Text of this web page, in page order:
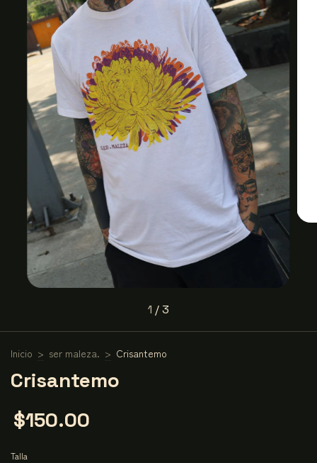
1 /3
Inicio > ser maleza. > Crisantemo
Crisantemo
$150.00
Talla